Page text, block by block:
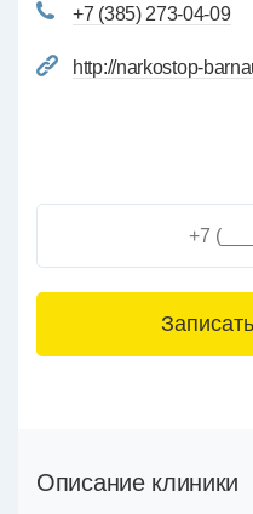
+7 (385) 273-04-09
http://narkostop-
3+6=
Описание клиники